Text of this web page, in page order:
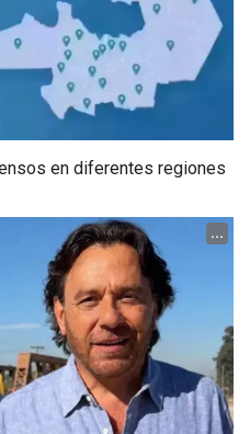
en diferentes regiones
...